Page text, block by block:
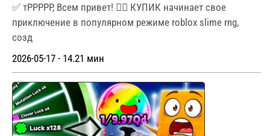
✅ тРРРРР, Всем привет! ✌🏻 КУПИК начинает свое
приключение в популярном режиме roblox slime rng,
созд
2026-05-17 - 14.21 мин